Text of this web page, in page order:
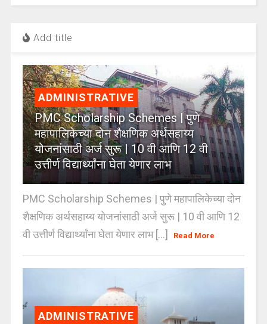
Add title
ADMINISTRATIVE
PMC Scholarship Schemes | पुणे
महापालिकेच्या दोन शैक्षणिक अर्थसहाय्य
योजनांसाठी अर्ज सुरू | 10 वी आणि 12 वी
उत्तीर्ण विद्यार्थ्यांना घेता येणार लाभ
PMC Scholarship Schemes | पुणे महापालिकेच्या दोन
शैक्षणिक अर्थसहाय्य योजनांसाठी अर्ज सुरू | 10 वी आणि 12
वी उत्तीर्ण विद्यार्थ्यांना घेता येणार लाभ [...]
Read More
ADMINISTRATIVE